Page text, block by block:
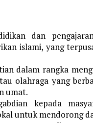
dan
islami, yang
dalam rangka
olahraga yang
umat.
kepada
untuk mendorong